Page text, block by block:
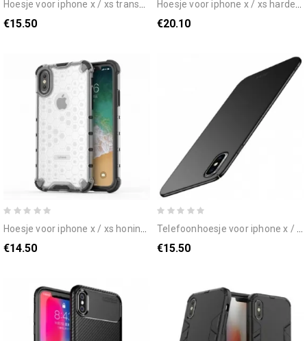
hoesje voor iphone x / xs transparante nillkin
€15.50
hoesje voor iphone x / xs harde vorst nillkin
€20.10
hoesje voor iphone x / xs honingraatstijl
€14.50
telefoonhoesje voor iphone x / xs mofi
€15.50